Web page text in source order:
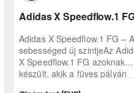
Adidas X Speedflow.1
Adidas X Speedflow.1 FG – A
sebességed új szintjeAz
X Speedflow.1 FG azoknak
készült, akik a füves pályán